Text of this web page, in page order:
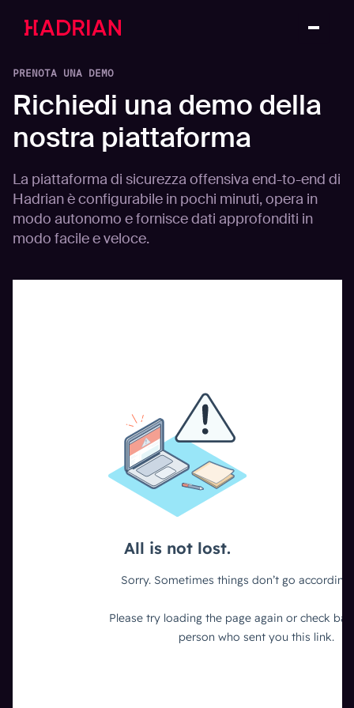
PRENOTA UNA DEMO
Richiedi una demo della
nostra piattaforma
La piattaforma di sicurezza offensiva end-to-end di
Hadrian è configurabile in pochi minuti, opera in
modo autonomo e fornisce dati approfonditi in
modo facile e veloce.